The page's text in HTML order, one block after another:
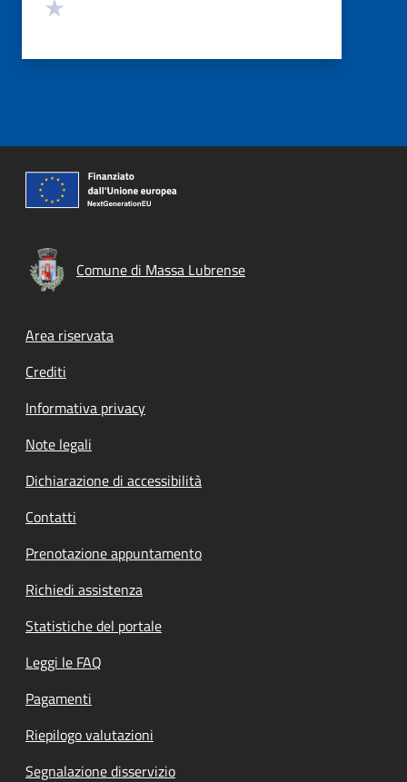
Comune di Massa Lubrense
Footer menu
Area riservata
Crediti
Informativa privacy
Note legali
Dichiarazione di accessibilità
Contatti
Prenotazione appuntamento
Richiedi assistenza
Statistiche del portale
Leggi le FAQ
Pagamenti
Riepilogo valutazioni
Segnalazione disservizio